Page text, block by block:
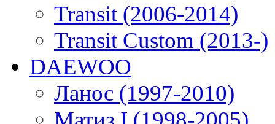
Transit (2006-2014)
Transit Custom (2013-)
DAEWOO
Ланос (1997-2010)